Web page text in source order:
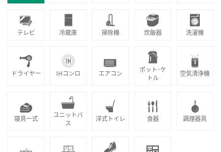
テレビ 冷蔵庫 掃除機 炊飯器 洗濯機
ドライヤー IHコンロ エアコン
ポット･ケ
トル
空気清浄機
寝具一式
ユニットバ
ス
洋式トイレ 食器 調理器具